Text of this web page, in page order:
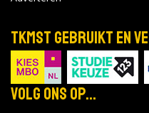
nov
27
2026
Master
Locatie:
Tijd: 00:00
TKMST gebruikt en
Volg ons op...